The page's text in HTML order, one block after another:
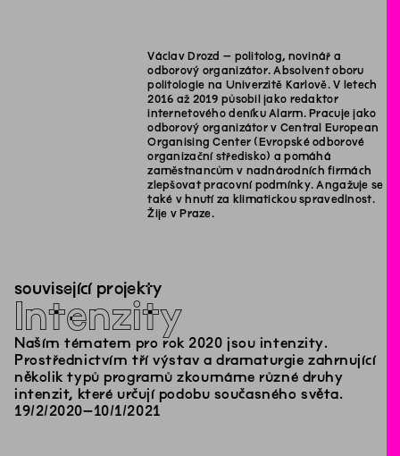
Václav Drozd – politolog, novinář a
odborový organizátor. Absolvent oboru
politologie na Univerzitě Karlově. V letech
2016 až 2019 působil jako redaktor
internetového deníku Alarm. Pracuje jako
odborový organizátor v Central European
Organising Center (Evropské odborové
organizační středisko) a pomáhá
zaměstnancům v nadnárodních firmách
zlepšovat pracovní podmínky. Angažuje se
také v hnutí za klimatickou spravedlnost.
Žije v Praze.
související projekty
Intenzity
Naším tématem pro rok 2020 jsou intenzity.
Prostřednictvím tří výstav a dramaturgie zahrnující
několik typů programů zkoumáme různé druhy
intenzit, které určují podobu současného světa.
19/2/2020–10/1/2021